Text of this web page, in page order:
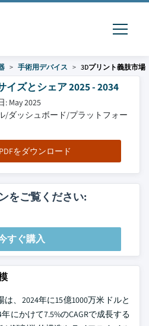
手術用デバイス 3Dプリント義肢市場
イズとシェア 2025 - 2034
: May 2025
/ダッシュボード/プラットフォー
をダウンロード
をご覧ください:
すぐ購入
、2024年に15億1000万米ドルと
にかけて7.5%のCAGRで成長する